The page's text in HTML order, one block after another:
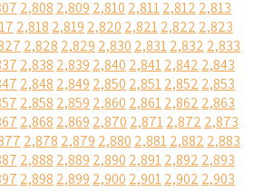
2,808 2,809 2,810 2,8112,812 2,813
2,818 2,819 2,820 2,8212,822 2,823
2,828 2,829 2,830 2,8312,832 2,833
2,838 2,839 2,840 2,8412,842 2,843
2,848 2,849 2,850 2,8512,852 2,853
2,858 2,859 2,860 2,8612,862 2,863
2,868 2,869 2,870 2,8712,872 2,873
2,878 2,879 2,880 2,8812,882 2,883
2,888 2,889 2,890 2,8912,892 2,893
2,898 2,899 2,900 2,9012,902 2,903